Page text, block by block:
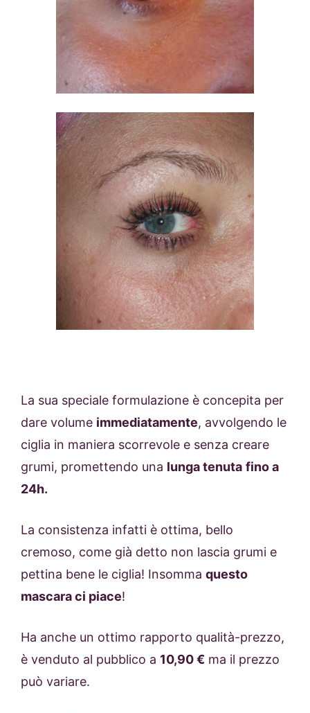
La sua speciale formulazione è concepita per
dare volume immediatamente, avvolgendo le
ciglia in maniera scorrevole e senza creare
grumi, promettendo una lunga tenuta fino a
24h.
La consistenza infatti è ottima, bello
cremoso, come già detto non lascia grumi e
pettina bene le ciglia! Insomma questo
mascara ci piace!
Ha anche un ottimo rapporto qualità-prezzo,
è venduto al pubblico a 10,90 € ma il prezzo
può variare.